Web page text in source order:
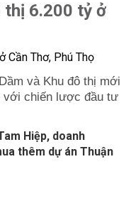
thị 6.200 tỷ ở
và Khu đô thị mới
với chiến lược đầu tư
Hiệp, doanh
thêm dự án Thuận